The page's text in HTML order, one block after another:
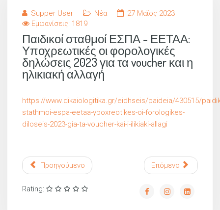
Supper User Νέα
27 Μαϊος 2023
Εμφανίσεις: 1819
Παιδικοί σταθμοί ΕΣΠΑ - ΕΕΤΑΑ:
Υποχρεωτικές οι φορολογικές
δηλώσεις 2023 για τα voucher και η
ηλικιακή αλλαγή
https://www.dikaiologitika.gr/eidhseis/paideia/430515/
stathmoi-espa-eetaa-ypoxreotikes-oi-forologikes-
diloseis-2023-gia-ta-voucher-kai-i-ilikiaki-allagi
Προηγούμενο Επόμενο
Rating: